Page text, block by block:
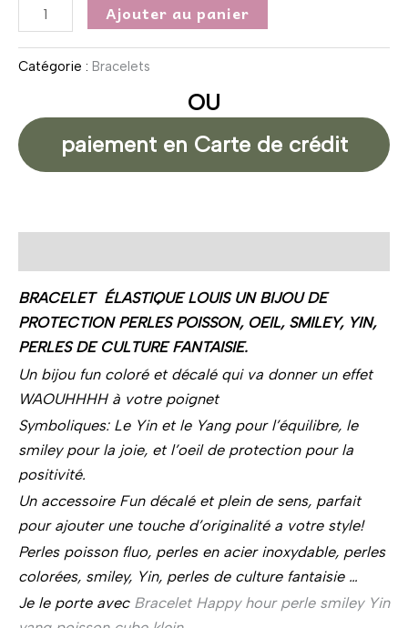
Ajouter au panier
Catégorie : Bracelets
OU
paiement en Carte de crédit
BRACELET ÉLASTIQUE LOUIS UN BIJOU DE
PROTECTION PERLES POISSON, OEIL, SMILEY, YIN,
PERLES DE CULTURE FANTAISIE.
Un bijou fun coloré et décalé qui va donner un effet
WAOUHHHH à votre poignet
Symboliques: Le Yin et le Yang pour l’équilibre, le
smiley pour la joie, et l’oeil de protection pour la
positivité.
Un accessoire Fun décalé et plein de sens, parfait
pour ajouter une touche d’originalité a votre style!
Perles poisson fluo, perles en acier inoxydable, perles
colorées, smiley, Yin, perles de culture fantaisie …
Je le porte avec Bracelet Happy hour perle smiley Yin